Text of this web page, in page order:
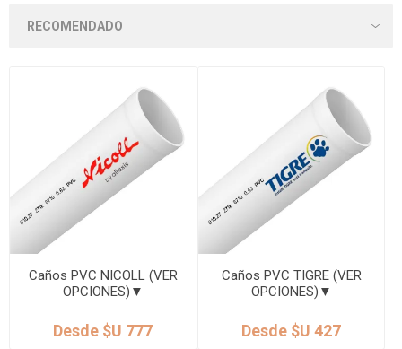
Caños PVC NICOLL (VER
OPCIONES)▼
Desde $U 777
Caños PVC TIGRE (VER
OPCIONES)▼
Desde $U 427